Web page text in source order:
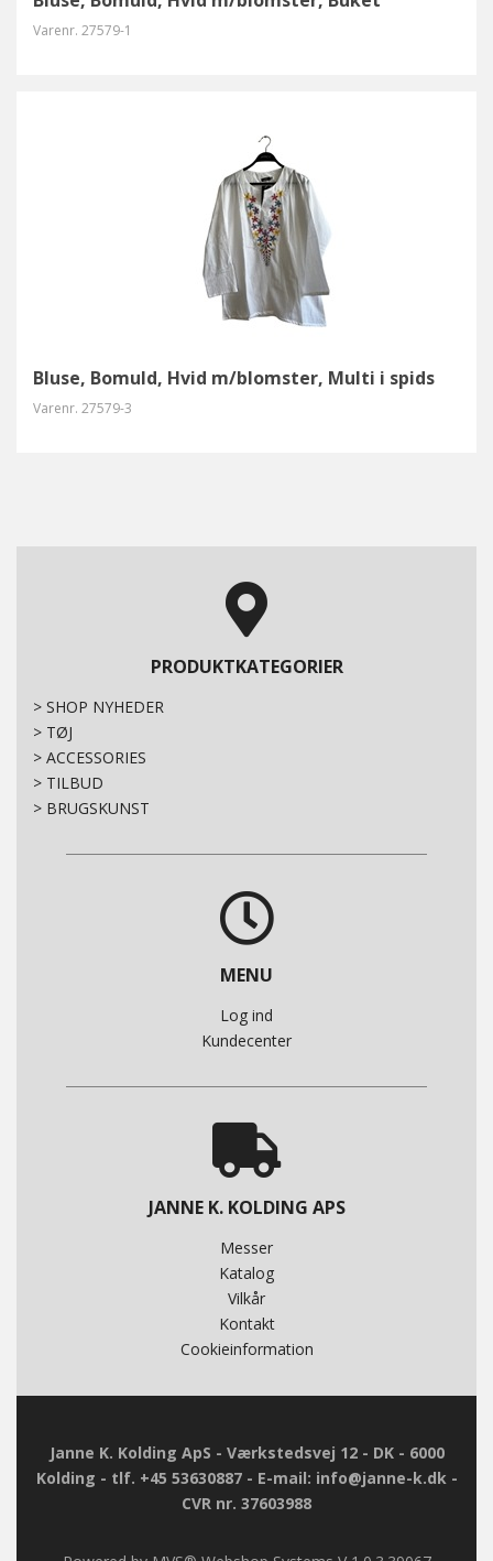
Varenr. 27579-1
Bluse, Bomuld, Hvid m/blomster, Multi i spids
Varenr. 27579-3
PRODUKTKATEGORIER
> SHOP NYHEDER
> TØJ
> ACCESSORIES
> TILBUD
> BRUGSKUNST
MENU
Log ind
Kundecenter
JANNE K. KOLDING APS
Messer
Katalog
Vilkår
Kontakt
Cookieinformation
Janne K. Kolding ApS - Værkstedsvej 12 - DK - 6000
Kolding - tlf. +45 53630887 - E-mail: info@janne-k.dk -
CVR nr. 37603988